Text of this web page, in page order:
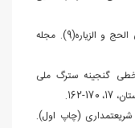
• الرفاعی، عبدالجبار. (1379). معجم ما کتب فی الحج و الزیاره(9). مجله
سیدمحمد. (1381). نسخ خطی گنجینه سترگ ملی
162.
شریعتمداری (چاپ اول).